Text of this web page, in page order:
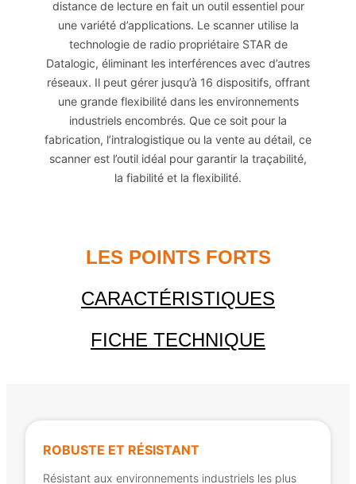
distance de lecture en fait un outil essentiel pour
une variété d’applications. Le scanner utilise la
technologie de radio propriétaire STAR de
Datalogic, éliminant les interférences avec d’autres
réseaux. Il peut gérer jusqu’à 16 dispositifs, offrant
une grande flexibilité dans les environnements
industriels encombrés. Que ce soit pour la
fabrication, l’intralogistique ou la vente au détail, ce
scanner est l’outil idéal pour garantir la traçabilité,
la fiabilité et la flexibilité.
LES POINTS FORTS
CARACTÉRISTIQUES
FICHE TECHNIQUE
ROBUSTE ET RÉSISTANT
Résistant aux environnements industriels les plus